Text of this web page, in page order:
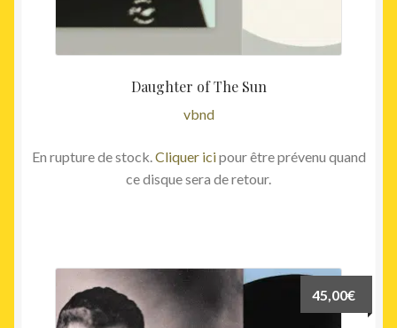
Daughter of The Sun
vbnd
En rupture de stock. Cliquer icipour être prévenu quand
ce disque sera de retour.
45,00€